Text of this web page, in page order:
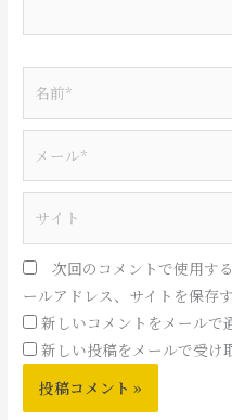
*
ー
ル
ト
次回のコメントで使用す
ールアドレス、サイトを保存す
新しいコメントをメールで
新しい投稿をメールで受け